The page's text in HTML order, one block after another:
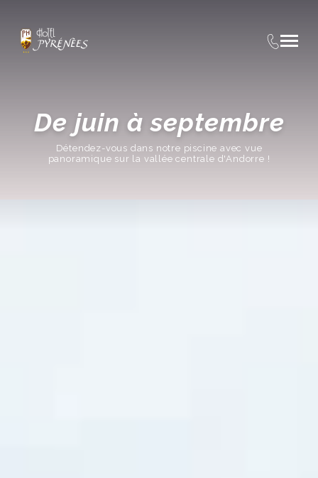
De juin à septembre
Détendez-vous dans notre piscine avec vue
panoramique sur la vallée centrale d'Andorre !